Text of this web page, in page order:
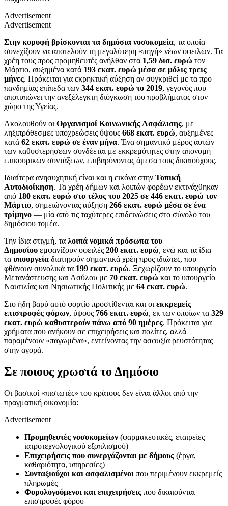
Advertisement
Advertisement
Στην κορυφή βρίσκονται τα δημόσια νοσοκομεία, τα οποία
συνεχίζουν να αποτελούν τη μεγαλύτερη «πηγή» νέων οφειλών. Τα
χρέη τους προς προμηθευτές ανήλθαν στα 1,59 δισ. ευρώ τον
Μάρτιο, αυξημένα κατά 193 εκατ. ευρώ μέσα σε μόλις τρεις
μήνες. Πρόκειται για εκρηκτική αύξηση αν συγκριθεί με τα προ
πανδημίας επίπεδα των 344 εκατ. ευρώ το 2019, γεγονός που
αποτυπώνει την ανεξέλεγκτη διόγκωση του προβλήματος στον
χώρο της Υγείας.
Ακολουθούν οι Οργανισμοί Κοινωνικής Ασφάλισης, με
ληξιπρόθεσμες υποχρεώσεις ύψους 668 εκατ. ευρώ, αυξημένες
κατά 62 εκατ. ευρώ σε έναν μήνα. Ένα σημαντικό μέρος αυτών
των καθυστερήσεων συνδέεται με εκκρεμότητες στην απονομή
επικουρικών συντάξεων, επιβαρύνοντας άμεσα τους δικαιούχους.
Ιδιαίτερα ανησυχητική είναι και η εικόνα στην Τοπική
Αυτοδιοίκηση. Τα χρέη δήμων και λοιπών φορέων εκτινάχθηκαν
από 180 εκατ. ευρώ στο τέλος του 2025 σε 446 εκατ. ευρώ τον
Μάρτιο, σημειώνοντας αύξηση 266 εκατ. ευρώ μέσα σε ένα
τρίμηνο — μία από τις ταχύτερες επιδεινώσεις στο σύνολο του
δημόσιου τομέα.
Την ίδια στιγμή, τα λοιπά νομικά πρόσωπα του
Δημοσίου εμφανίζουν οφειλές 200 εκατ. ευρώ, ενώ και τα ίδια
τα υπουργεία διατηρούν σημαντικά χρέη προς ιδιώτες, που
φθάνουν συνολικά τα 199 εκατ. ευρώ. Ξεχωρίζουν το υπουργείο
Μετανάστευσης και Ασύλου με 70 εκατ. ευρώ και το υπουργείο
Ναυτιλίας και Νησιωτικής Πολιτικής με 64 εκατ. ευρώ.
Στο ήδη βαρύ αυτό φορτίο προστίθενται και οι εκκρεμείς
επιστροφές φόρων, ύψους 766 εκατ. ευρώ, εκ των οποίων τα 329
εκατ. ευρώ καθυστερούν πάνω από 90 ημέρες. Πρόκειται για
χρήματα που ανήκουν σε επιχειρήσεις και πολίτες, αλλά
παραμένουν «παγωμένα», εντείνοντας την ασφυξία ρευστότητας
στην αγορά.
Σε ποιους χρωστά το Δημόσιο
Οι βασικοί «πιστωτές» του κράτους δεν είναι άλλοι από την
πραγματική οικονομία:
Advertisement
Προμηθευτές νοσοκομείων (φαρμακευτικές, εταιρείες
ιατροτεχνολογικού εξοπλισμού)
Επιχειρήσεις που συνεργάζονται με δήμους (έργα,
καθαριότητα, υπηρεσίες)
Συνταξιούχοι και ασφαλισμένοι που περιμένουν εκκρεμείς
πληρωμές
Φορολογούμενοι και επιχειρήσεις που δικαιούνται
επιστροφές φόρου